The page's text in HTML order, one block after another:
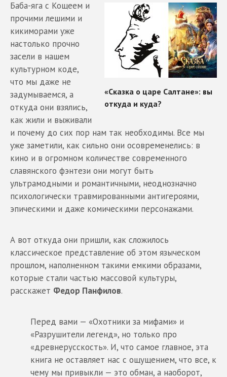
Баба-яга с Кощеем и
прочими лешими и
кикиморами уже
настолько прочно
засели в нашем
культурном коде,
что мы даже не
задумываемся, а
откуда они взялись,
как жили и выживали
и почему до сих пор нам так необходимы. Все мы
уже заметили, как сильно они осовременелись: в
кино и в огромном количестве современного
славянского фэнтези они могут быть
ультрамодными и романтичными, неоднозначно
психологически травмированными антигероями,
эпическими и даже комическими персонажами.
А вот откуда они пришли, как сложилось
классическое представление об этом языческом
прошлом, наполненном такими емкими образами,
которые стали частью массовой культуры,
расскажет Федор Панфилов.
Перед вами — «Охотники за мифами» и
«Разрушители легенд», но только про
«древнерусскость». И, что самое главное, эта
книга не оставляет нас с ощущением, что все, к
чему мы привыкли — это обман, а наоборот,